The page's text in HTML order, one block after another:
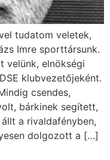
tudatom veletek,
Imre sporttársunk.
velünk, elnökségi
klubvezetőjeként.
csendes,
bárkinek segített,
a rivaldafényben,
dolgozott a […]